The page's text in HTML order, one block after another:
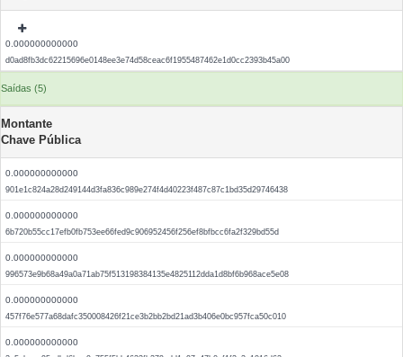
0.000000000000
d0ad8fb3dc62215696e0148ee3e74d58ceac6f1955487462e1d0cc2393b45a00
Saídas (5)
Montante
Chave Pública
0.000000000000
901e1c824a28d249144d3fa836c989e274f4d40223f487c87c1bd35d29746438
0.000000000000
6b720b55cc17efb0fb753ee66fed9c906952456f256ef8bfbcc6fa2f329bd55d
0.000000000000
996573e9b68a49a0a71ab75f513198384135e4825112dda1d8bf6b968ace5e08
0.000000000000
457f76e577a68dafc350008426f21ce3b2bb2bd21ad3b406e0bc957fca50c010
0.000000000000